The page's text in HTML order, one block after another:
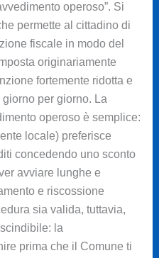
operoso”. Si
permette al cittadino di
fiscale in modo del
originariamente
fortemente ridotta e
per giorno. La
operoso è semplice:
locale) preferisce
concedendo uno sconto
avviare lunghe e
e riscossione
sia valida, tuttavia,
la
prima che il Comune ti